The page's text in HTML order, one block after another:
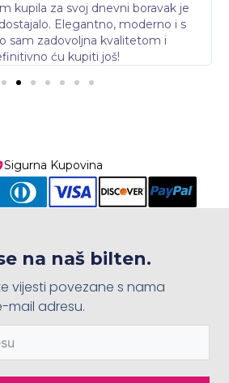
kupila za svoj dnevni boravak je
Elegantno, moderno i s
sam zadovoljna kvalitetom i
ću kupiti još!
Sigurna Kupovina
na naš bilten.
vijesti povezane s nama
mail adresu.